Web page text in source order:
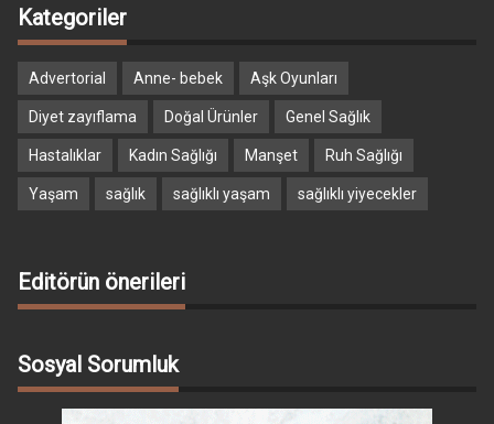
Kategoriler
Advertorial Anne- bebek Aşk Oyunları
Diyet zayıflama Doğal Ürünler Genel Sağlık
Hastalıklar Kadın Sağlığı Manşet Ruh Sağlığı
Yaşam sağlık sağlıklı yaşam sağlıklı yiyecekler
Editörün önerileri
Sosyal Sorumluk